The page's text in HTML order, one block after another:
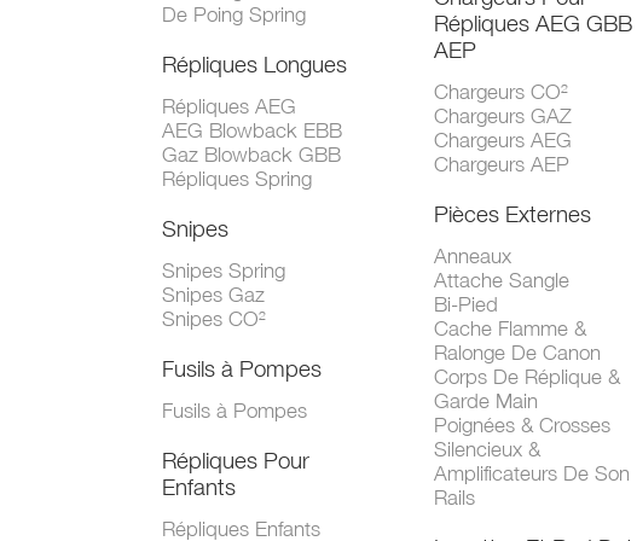
De Poing Spring
Répliques Longues
Répliques AEG
AEG Blowback EBB
Gaz Blowback GBB
Répliques Spring
Snipes
Snipes Spring
Snipes Gaz
Snipes CO²
Fusils à Pompes
Fusils à Pompes
Répliques Pour
Enfants
Répliques Enfants
Répliques AEG GBB
AEP
Chargeurs CO²
Chargeurs GAZ
Chargeurs AEG
Chargeurs AEP
Pièces Externes
Anneaux
Attache Sangle
Bi-Pied
Cache Flamme &
Ralonge De Canon
Corps De Réplique &
Garde Main
Poignées & Crosses
Silencieux &
Amplificateurs De Son
Rails